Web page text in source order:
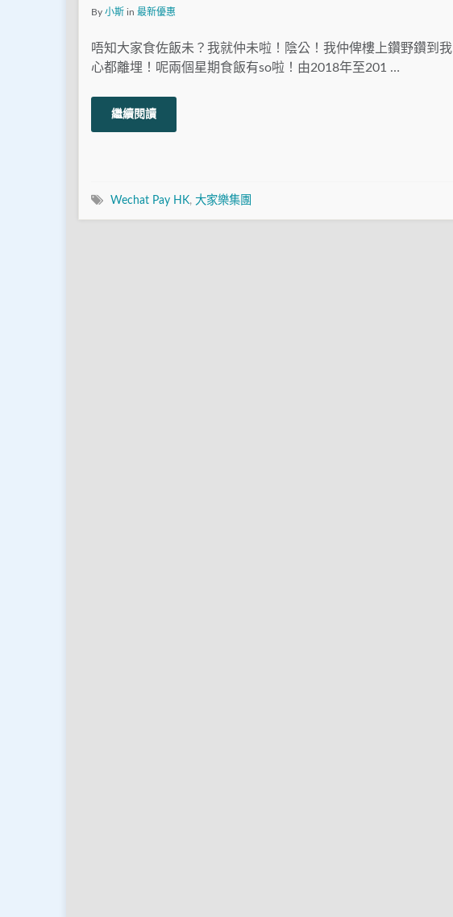
By 小斯 in 最新優惠
唔知大家食佐飯未？我就仲未啦！陰公！我仲俾樓上鑽野鑽到我
心都離埋！呢兩個星期食飯有so啦！由2018年至201 …
繼續閱讀
Wechat Pay HK, 大家樂集團